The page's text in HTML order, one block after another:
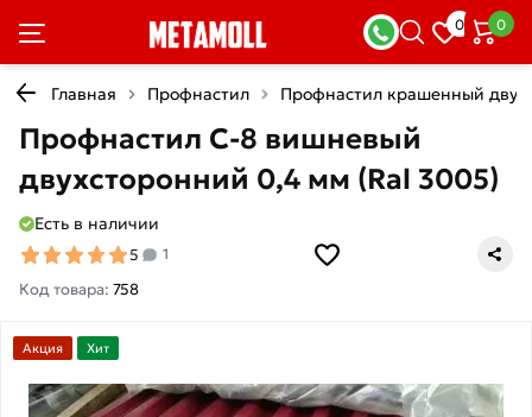
0 0
Главная Профнастил Профнастил крашенный
Профнастил С-8 вишневый
двухсторонний 0,4 мм (Ral 3005)
Есть в наличии
5 1
Код товара: 758
Акция Хит